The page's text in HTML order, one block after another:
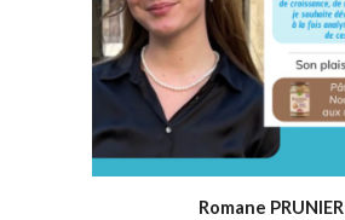
Romane PRUNIER